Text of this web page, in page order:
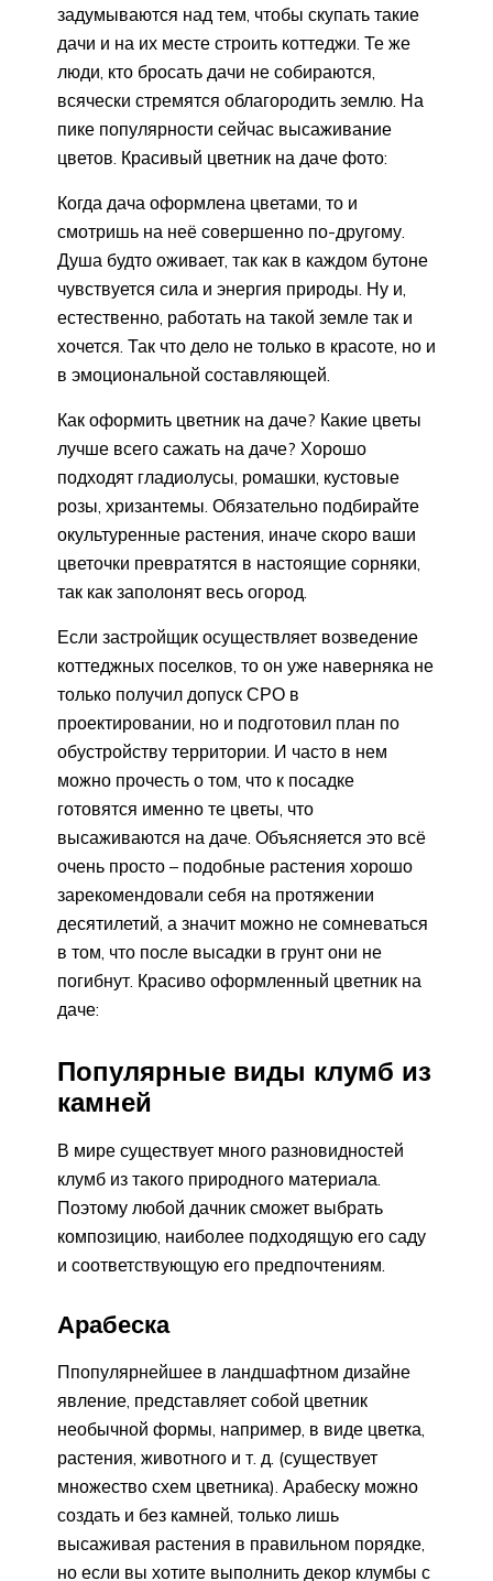
задумываются над тем, чтобы скупать такие
дачи и на их месте строить коттеджи. Те же
люди, кто бросать дачи не собираются,
всячески стремятся облагородить землю. На
пике популярности сейчас высаживание
цветов. Красивый цветник на даче фото:
Когда дача оформлена цветами, то и
смотришь на неё совершенно по-другому.
Душа будто оживает, так как в каждом бутоне
чувствуется сила и энергия природы. Ну и,
естественно, работать на такой земле так и
хочется. Так что дело не только в красоте, но и
в эмоциональной составляющей.
Как оформить цветник на даче? Какие цветы
лучше всего сажать на даче? Хорошо
подходят гладиолусы, ромашки, кустовые
розы, хризантемы. Обязательно подбирайте
окультуренные растения, иначе скоро ваши
цветочки превратятся в настоящие сорняки,
так как заполонят весь огород.
Если застройщик осуществляет возведение
коттеджных поселков, то он уже наверняка не
только получил допуск СРО в
проектировании, но и подготовил план по
обустройству территории. И часто в нем
можно прочесть о том, что к посадке
готовятся именно те цветы, что
высаживаются на даче. Объясняется это всё
очень просто – подобные растения хорошо
зарекомендовали себя на протяжении
десятилетий, а значит можно не сомневаться
в том, что после высадки в грунт они не
погибнут. Красиво оформленный цветник на
даче:
Популярные виды клумб из
камней
В мире существует много разновидностей
клумб из такого природного материала.
Поэтому любой дачник сможет выбрать
композицию, наиболее подходящую его саду
и соответствующую его предпочтениям.
Арабеска
Ппопулярнейшее в ландшафтном дизайне
явление, представляет собой цветник
необычной формы, например, в виде цветка,
растения, животного и т. д. (существует
множество схем цветника). Арабеску можно
создать и без камней, только лишь
высаживая растения в правильном порядке,
но если вы хотите выполнить декор клумбы с